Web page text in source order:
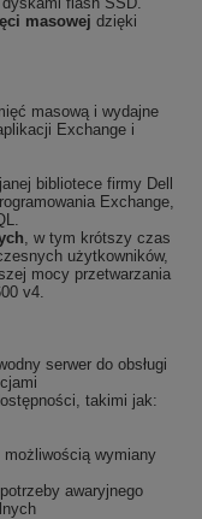
masowej dzięki
masową i wydajne
Exchange i
bibliotece firmy Dell
Exchange,
, w tym krótszy czas
użytkowników,
mocy przetwarzania
v4.
serwer do obsługi
takimi jak:
wymiany
awaryjnego